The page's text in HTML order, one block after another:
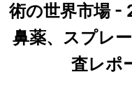
術の世界市場 -
鼻薬、スプレ
査レポ